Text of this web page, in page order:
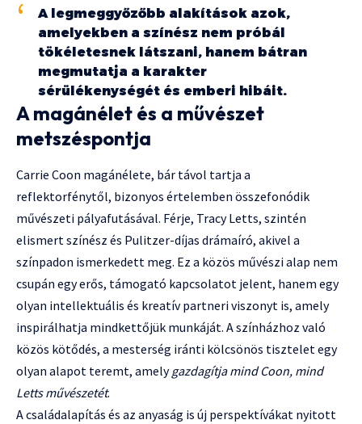
A legmeggyőzőbb alakítások azok,
amelyekben a színész nem próbál
tökéletesnek látszani, hanem bátran
megmutatja a karakter
sérülékenységét és emberi hibáit.
A magánélet és a művészet
metszéspontja
Carrie Coon magánélete, bár távol tartja a
reflektorfénytől, bizonyos értelemben összefonódik
művészeti pályafutásával. Férje, Tracy Letts, szintén
elismert színész és Pulitzer-díjas drámaíró, akivel a
színpadon ismerkedett meg. Ez a közös művészi alap nem
csupán egy erős, támogató kapcsolatot jelent, hanem egy
olyan intellektuális és kreatív partneri viszonyt is, amely
inspirálhatja mindkettőjük munkáját. A színházhoz való
közös kötődés, a mesterség iránti kölcsönös tisztelet egy
olyan alapot teremt, amelygazdagítja mind Coon, mind
Letts művészetét.
A családalapítás és az anyaság is új perspektívákat nyitott